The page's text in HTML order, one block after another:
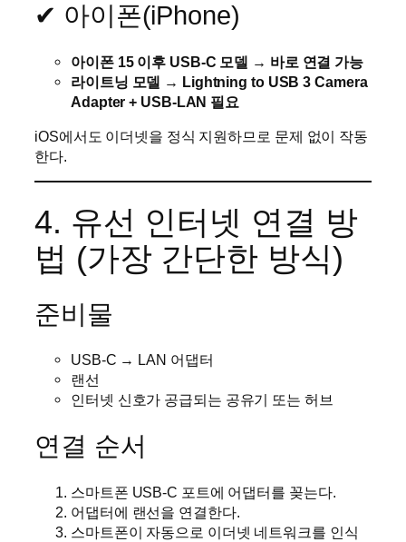
✔ 아이폰(iPhone)
아이폰 15 이후 USB-C 모델 → 바로 연결 가능
라이트닝 모델 → Lightning to USB 3 Camera
Adapter + USB-LAN 필요
iOS에서도 이더넷을 정식 지원하므로 문제 없이 작동
한다.
4. 유선 인터넷 연결 방
법 (가장 간단한 방식)
준비물
USB-C → LAN 어댑터
랜선
인터넷 신호가 공급되는 공유기 또는 허브
연결 순서
스마트폰 USB-C 포트에 어댑터를 꽂는다.
어댑터에 랜선을 연결한다.
스마트폰이 자동으로 이더넷 네트워크를 인식